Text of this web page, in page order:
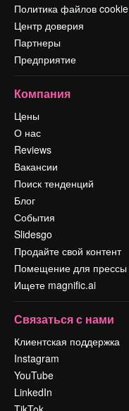
Политика файлов cookie
Центр доверия
Партнеры
Предприятие
Компания
Цены
О нас
Reviews
Вакансии
Поиск тенденций
Блог
События
Slidesgo
Продайте свой контент
Помещение для прессы
Ищете magnific.ai
Связаться с нами
Клиентская поддержка
Instagram
YouTube
LinkedIn